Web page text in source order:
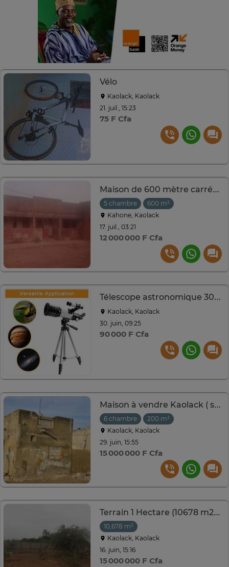
Vélo
Kaolack, Kaolack
21. juil., 15:23
75 F Cfa
Maison de 600 mètre carrés à vendre sur Kaolack
5 chambre
600 m²
Kahone, Kaolack
17. juil., 03:21
12 000 000 F Cfa
Télescope astronomique 300/70
Kaolack, Kaolack
30. juin, 09:25
90 000 F Cfa
Maison à vendre Kaolack ( superficie 200 m²)
6 chambre
200 m²
Kaolack, Kaolack
29. juin, 15:55
15 000 000 F Cfa
Terrain 1 Hectare (10678 m2) Clôturé à Kaolack
10,678 m²
Kaolack, Kaolack
16. juin, 15:16
15 000 000 F Cfa